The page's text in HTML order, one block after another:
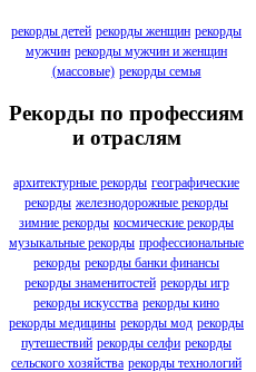
рекорды детей рекорды женщин рекорды
мужчин рекорды мужчин и женщин
(массовые) рекорды семья
Рекорды по профессиям
и отраслям
архитектурные рекорды географические
рекорды железнодорожные рекорды
зимние рекорды космические рекорды
музыкальные рекорды профессиональные
рекорды рекорды банки финансы
рекорды знаменитостей рекорды игр
рекорды искусства рекорды кино
рекорды медицины рекорды мод рекорды
путешествий рекорды селфи рекорды
сельского хозяйства рекорды технологий